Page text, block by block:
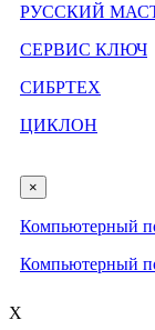
РУССКИЙ
СЕРВИС КЛЮЧ
СИБРТЕХ
ЦИКЛОН
×
Компьютерный
Компьютерный
X